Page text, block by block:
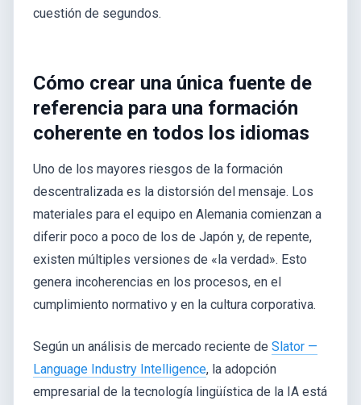
cuestión de segundos.
Cómo crear una única fuente de
referencia para una formación
coherente en todos los idiomas
Uno de los mayores riesgos de la formación
descentralizada es la distorsión del mensaje. Los
materiales para el equipo en Alemania comienzan a
diferir poco a poco de los de Japón y, de repente,
existen múltiples versiones de «la verdad». Esto
genera incoherencias en los procesos, en el
cumplimiento normativo y en la cultura corporativa.
Según un análisis de mercado reciente de Slator —
Language Industry Intelligence, la adopción
empresarial de la tecnología lingüística de la IA está